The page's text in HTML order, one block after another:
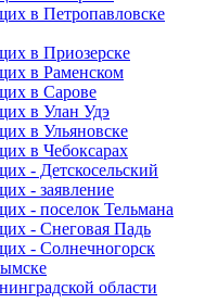
в Петропавловске
в Приозерске
в Раменском
в Сарове
в Улан Удэ
в Ульяновске
в Чебоксарах
- Детскосельский
- заявление
- поселок Тельмана
- Снеговая Падь
- Солнечногорск
области